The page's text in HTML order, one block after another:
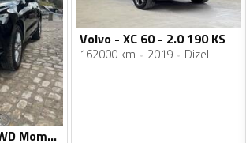
Volvo - XC 60 - AWD Momentum
Volvo - XC 60 - 2.0 190 KS
162000 km 2019 Dizel